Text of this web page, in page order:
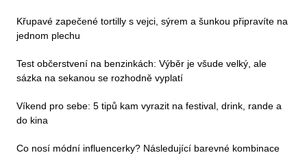
Křupavé zapečené tortilly s vejci, sýrem a šunkou připravíte na
jednom plechu
Test občerstvení na benzinkách: Výběr je všude velký, ale
sázka na sekanou se rozhodně vyplatí
Víkend pro sebe: 5 tipů kam vyrazit na festival, drink, rande a
do kina
Co nosí módní influencerky? Následující barevné kombinace